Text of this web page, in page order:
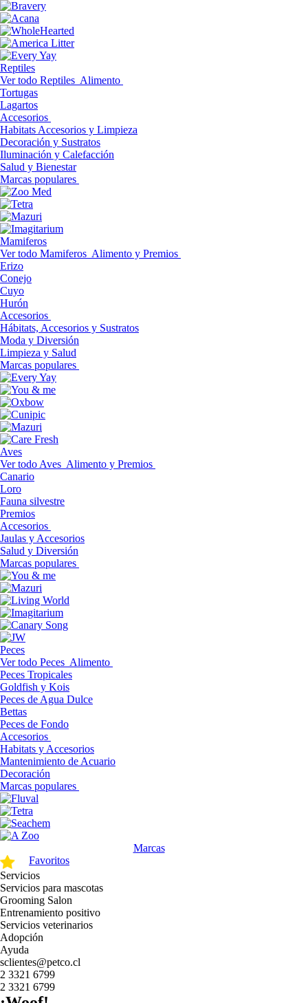
Reptiles
Ver todo Reptiles Alimento
Tortugas
Lagartos
Accesorios
Habitats Accesorios y Limpieza
Decoración y Sustratos
Iluminación y Calefacción
Salud y Bienestar
Marcas populares
Mamiferos
Ver todo Mamiferos Alimento y Premios
Erizo
Conejo
Cuyo
Hurón
Accesorios
Hábitats, Accesorios y Sustratos
Moda y Diversión
Limpieza y Salud
Marcas populares
Aves
Ver todo Aves Alimento y Premios
Canario
Loro
Fauna silvestre
Premios
Accesorios
Jaulas y Accesorios
Salud y Diversión
Marcas populares
Peces
Ver todo Peces Alimento
Peces Tropicales
Goldfish y Kois
Peces de Agua Dulce
Bettas
Peces de Fondo
Accesorios
Habitats y Accesorios
Mantenimiento de Acuario
Decoración
Marcas populares
Marcas
Favoritos
Servicios
Servicios para mascotas
Grooming Salon
Entrenamiento positivo
Servicios veterinarios
Adopción
Ayuda
sclientes@petco.cl
2 3321 6799
2 3321 6799